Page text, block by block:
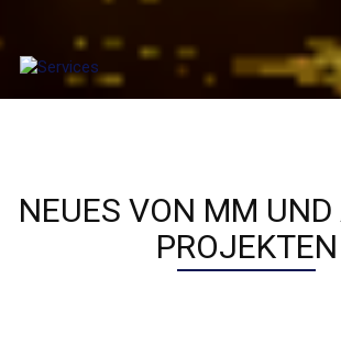
NEUES VON MM UND
PROJEKTEN